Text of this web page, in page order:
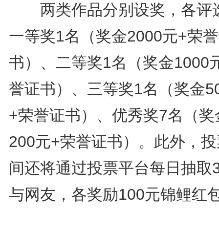
两类作品分别设奖，各评
一等奖1名（奖金2000元+荣
书）、二等奖1名（奖金1000
誉证书）、三等奖1名（奖金
+荣誉证书）、优秀奖7名（奖
200元+荣誉证书）。此外，
间还将通过投票平台每日抽取
与网友，各奖励100元锦鲤红